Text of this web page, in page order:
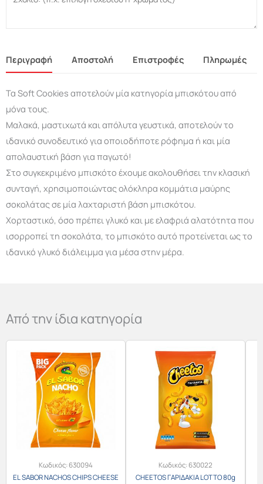
Περιγραφή Αποστολή Επιστροφές Πληρωμές
Τα Soft Cookies αποτελούν μία κατηγορία μπισκότου από
μόνα τους.
Μαλακά, μαστιχωτά και απόλυτα γευστικά, αποτελούν το
ιδανικό συνοδευτικό για οποιοδήποτε ρόφημα ή και μία
απολαυστική βάση για παγωτό!
Στο συγκεκριμένο μπισκότο έχουμε ακολουθήσει την κλασική
συνταγή, χρησιμοποιώντας ολόκληρα κομμάτια μαύρης
σοκολάτας σε μία λαχταριστή βάση μπισκότου.
Χορταστικό, όσο πρέπει γλυκό και με ελαφριά αλατότητα που
ισορροπεί τη σοκολάτα, το μπισκότο αυτό προτείνεται ως το
ιδανικό γλυκό διάλειμμα για μέσα στην μέρα.
Από την ίδια κατηγορία
Κωδικός:630094
EL SABOR NACHOS CHIPS CHEESE
Κωδικός:630022
CHEETOS ΓΑΡΙΔΑΚΙΑ LOTTO 80g